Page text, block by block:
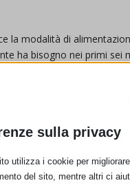
la modalità di
ha bisogno nei primi sei
della donna;
2016 con cui
dicembre 2016 con cui
sulla privacy
utilizza i cookie per
del sito, mentre altri ci